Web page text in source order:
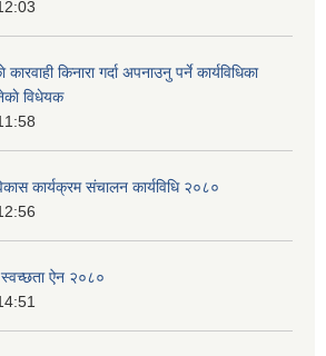
किनारा गर्दा अपनाउनु पर्ने कार्यविधिका
विधेयक
कार्यक्रम संचालन कार्यविधि २०८०
ऐन २०८०